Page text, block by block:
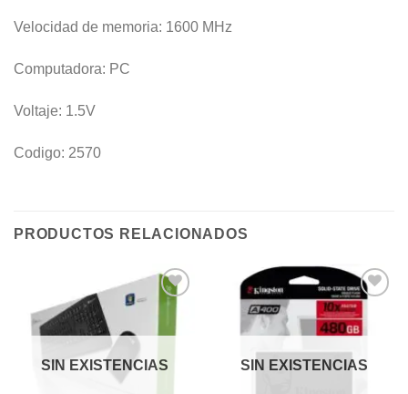
Velocidad de memoria: 1600 MHz
Computadora: PC
Voltaje: 1.5V
Codigo: 2570
PRODUCTOS RELACIONADOS
Añadir
lista de
SIN EXISTENCIAS
Añadir
a la
lista de
SIN EXISTENCIAS